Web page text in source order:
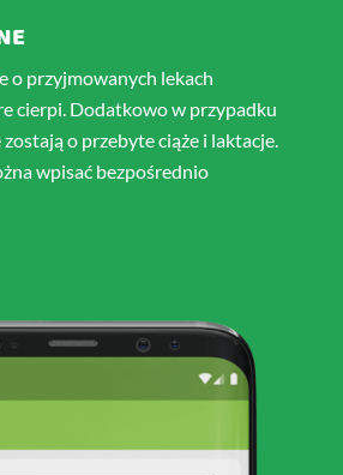
o przyjmowanych lekach
cierpi. Dodatkowo w przypadku
o przebyte ciąże i laktacje.
wpisać bezpośrednio